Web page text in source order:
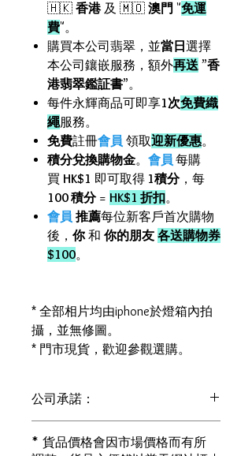
🇭🇰 香港及 🇲🇴 澳門 "免運
費"。
購買本公司翡翠，並當日 選擇
本公司鑲嵌服務，額外再送 ”香
港翡翠鑑証書”。
每件永輝商品可即享1次免費織
繩服務。
免費註冊會員 領取迎新優惠。
積分兌換購物金。 會員 每購
買 HK$1 即可取得 1積分，每
100 積分= HK$1 折扣。
會員 推薦每位新客戶首次購物
後， 你和 你的朋友 各送購物券
$100。
* 全部相片均由iphone於燈箱內拍
攝，並無修圖。
* 門市現貨，歡迎參觀選購。
公司承諾：
冇加色！冇化妝！
* 貨品價格會因市場價格而有所